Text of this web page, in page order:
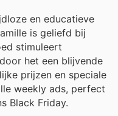
en educatieve
is geliefd bij
stimuleert
het een blijvende
prijzen en speciale
weekly ads, perfect
Black Friday.